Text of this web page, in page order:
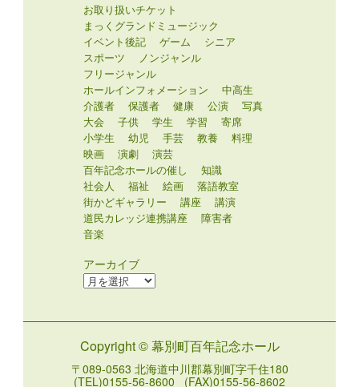
お取り扱いチケット
まっくグランドミュージック
イベント後記
ゲーム
シニア
スポーツ
ノンジャンル
フリージャンル
ホールインフォメーション
中高生
介護者
保護者 健康 公演
写真
大会
子供 学生 学習
寄席
小学生
幼児 手芸 教養
料理
映画
演劇
演芸
百年記念ホールの催し
知識
社会人
福祉 絵画
落語教室
街かどギャラリー
講座
講演
道民カレッジ連携講座
障害者
音楽
アーカイブ
ア
ブ
Copyright © 幕別町百年記念ホール
〒089-0563 北海道中川郡幕別町字千住180
(TEL)0155-56-8600 (FAX)0155-56-8602